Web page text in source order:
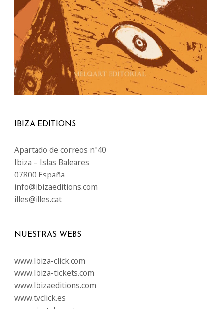
IBIZA EDITIONS
Apartado de correos nº40
Ibiza – Islas Baleares
07800 España
info@ibizaeditions.com
illes@illes.cat
NUESTRAS WEBS
www.Ibiza-click.com
www.Ibiza-tickets.com
www.Ibizaeditions.com
www.tvclick.es